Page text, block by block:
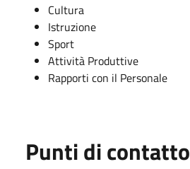
Cultura
Istruzione
Sport
Attività Produttive
Rapporti con il Personale
Punti di contatto